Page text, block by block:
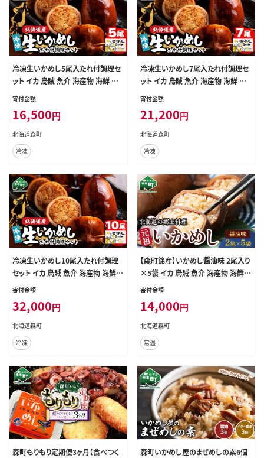
冷凍生いかめし5尾入たれ付調理セ
ット イカ 烏賊 魚介 海産物 海鮮 食
品 北海道 森町 mr1-0933
寄付金額
16,500円
北海道森町
冷凍
冷凍生いかめし7尾入たれ付調理セ
ット イカ 烏賊 魚介 海産物 海鮮 食
品 北海道 森町 mr1-1144
寄付金額
21,200円
北海道森町
冷凍
冷凍生いかめし10尾入たれ付調理
セット イカ 烏賊 魚介 海産物 海鮮
食品 北海道 森町 mr1-1145
寄付金額
32,000円
北海道森町
冷凍
【森町銘産】いかめし醤油味 2尾入り
×5袋 イカ 烏賊 魚介 海産物 海鮮
食品 北海道 森町 mr1-0737
寄付金額
14,000円
北海道森町
常温
森町もりもり定期便3ヶ月【食べつく
森町いかめし屋のまぜめしの素6個